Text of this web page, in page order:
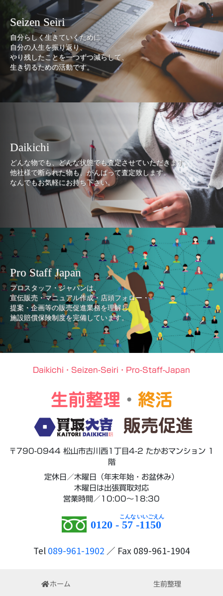
Seizen Seiri
自分らしく生きていくために
自分の人生を振り返り、
やり残したことを一つずつ減らして、
生き切るための活動です。
Daikichi
どんな物でも、どんな状態でも査定させていただきます。
他社様で断られた物も、がんばって査定致します。
なんでもお気軽にお持ち下さい。
Pro Staff Japan
プロスタッフ・ジャパンは、
宣伝販売・マニュアル作成・店頭フォロー・
提案・企画等の販売促進業務を理解し、
施設賠償保険制度を完備しています。
Daikichi・Seizen-Seiri・Pro-Staff-Japan
生前整理 ・ 終活
販売促進
〒790-0944 松山市古川西1丁目4-2 たかおマンション 1
階
定休日／木曜日（年末年始・お盆休み）
木曜日は出張買取対応
営業時間／10:00～18:30
0120 - 57 -1150
Tel 089-961-1902 ／ Fax 089-961-1904
ホーム 生前整理